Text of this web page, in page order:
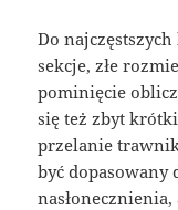
Do
sekcje, złe
pominięcie
się też zbyt
przelanie
być